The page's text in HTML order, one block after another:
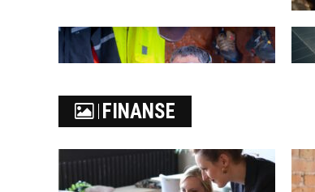
CO ZALICZA SIĘ DO ODZIEŻY
ROBOCZEJ
FINANSE